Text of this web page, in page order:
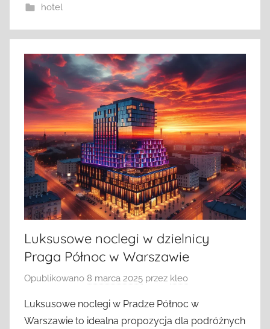
hotel
Luksusowe noclegi w dzielnicy
Praga Północ w Warszawie
Opublikowano 8 marca 2025 przez kleo
Luksusowe noclegi w Pradze Północ w
Warszawie to idealna propozycja dla podróżnych